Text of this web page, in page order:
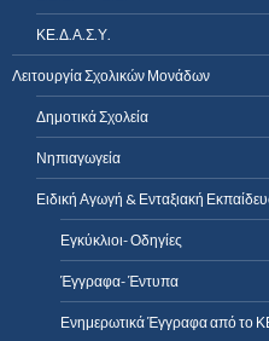
ΚΕ.Δ.Α.Σ.Υ.
Λειτουργία Σχολικών Μονάδων
Δημοτικά Σχολεία
Νηπιαγωγεία
Ειδική Αγωγή & Ενταξιακή
Εγκύκλιοι- Οδηγίες
Έγγραφα- Έντυπα
Ενημερωτικά Έγγραφα από το